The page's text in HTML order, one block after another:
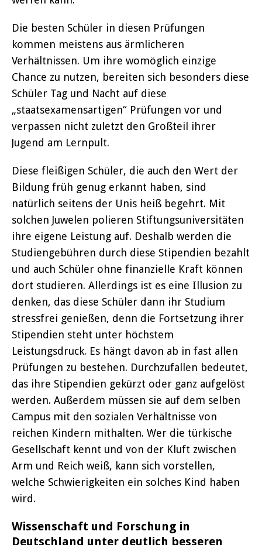
Die besten Schüler in diesen Prüfungen
kommen meistens aus ärmlicheren
Verhältnissen. Um ihre womöglich einzige
Chance zu nutzen, bereiten sich besonders diese
Schüler Tag und Nacht auf diese
„staatsexamensartigen“ Prüfungen vor und
verpassen nicht zuletzt den Großteil ihrer
Jugend am Lernpult.
Diese fleißigen Schüler, die auch den Wert der
Bildung früh genug erkannt haben, sind
natürlich seitens der Unis heiß begehrt. Mit
solchen Juwelen polieren Stiftungsuniversitäten
ihre eigene Leistung auf. Deshalb werden die
Studiengebühren durch diese Stipendien bezahlt
und auch Schüler ohne finanzielle Kraft können
dort studieren. Allerdings ist es eine Illusion zu
denken, das diese Schüler dann ihr Studium
stressfrei genießen, denn die Fortsetzung ihrer
Stipendien steht unter höchstem
Leistungsdruck. Es hängt davon ab in fast allen
Prüfungen zu bestehen. Durchzufallen bedeutet,
das ihre Stipendien gekürzt oder ganz aufgelöst
werden. Außerdem müssen sie auf dem selben
Campus mit den sozialen Verhältnisse von
reichen Kindern mithalten. Wer die türkische
Gesellschaft kennt und von der Kluft zwischen
Arm und Reich weiß, kann sich vorstellen,
welche Schwierigkeiten ein solches Kind haben
wird.
Wissenschaft und Forschung in
Deutschland unter deutlich besseren